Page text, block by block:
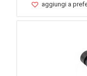
aggiungi a